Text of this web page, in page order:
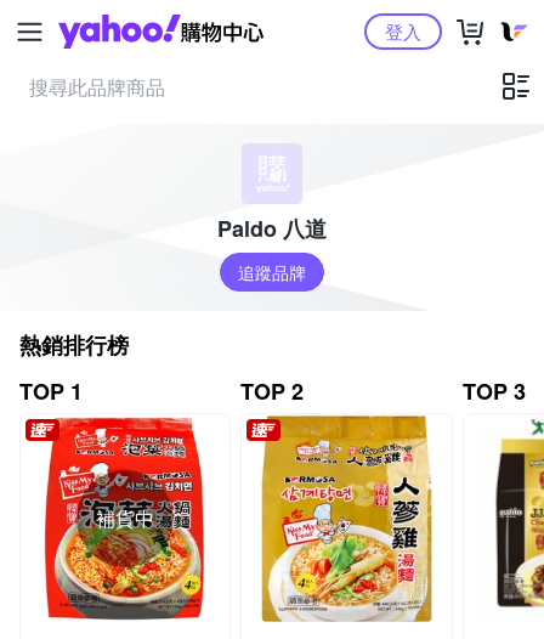
Yahoo購物中心登入
Paldo 八道
追蹤品牌
熱銷排行榜
TOP 1
補貨中
TOP 2 TOP 3